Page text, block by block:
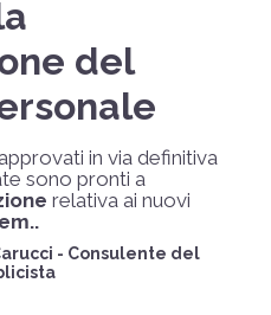
del
in via definitiva
sono pronti a
relativa ai nuovi
- Consulente del